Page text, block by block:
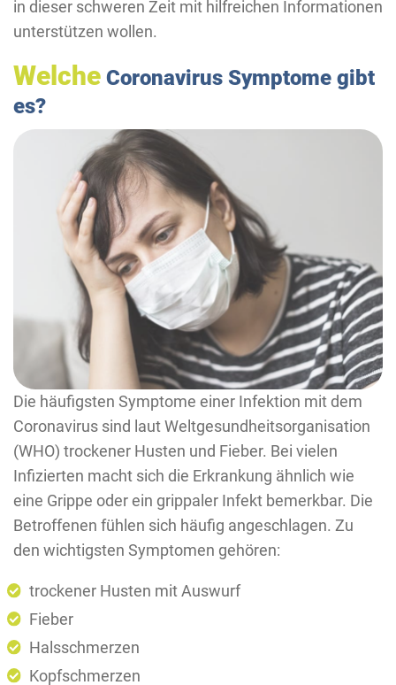
in dieser schweren Zeit mit hilfreichen Informationen
unterstützen wollen.
Welche Coronavirus Symptome gibt
es?
Die häufigsten Symptome einer Infektion mit dem
Coronavirus sind laut Weltgesundheitsorganisation
(WHO) trockener Husten und Fieber. Bei vielen
Infizierten macht sich die Erkrankung ähnlich wie
eine Grippe oder ein grippaler Infekt bemerkbar. Die
Betroffenen fühlen sich häufig angeschlagen. Zu
den wichtigsten Symptomen gehören:
trockener Husten mit Auswurf
Fieber
Halsschmerzen
Kopfschmerzen